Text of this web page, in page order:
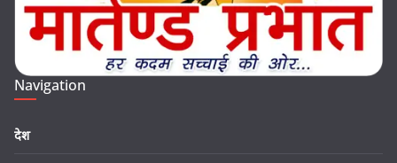
Navigation
देश